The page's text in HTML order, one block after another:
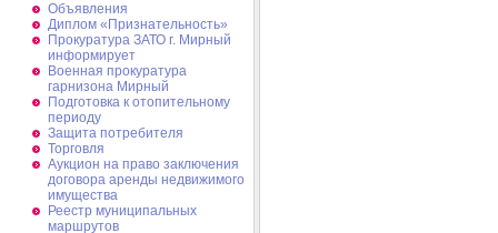
Объявления
Диплом «Признательность»
Прокуратура ЗАТО г. Мирный
информирует
Военная прокуратура
гарнизона Мирный
Подготовка к отопительному
периоду
Защита потребителя
Торговля
Аукцион на право заключения
договора аренды недвижимого
имущества
Реестр муниципальных
маршрутов